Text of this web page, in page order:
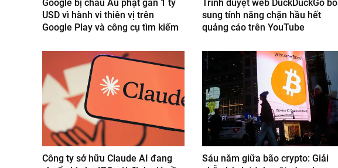
Google bị châu Âu phạt gần 1 tỷ
USD vì hành vi thiên vị trên
Google Play và công cụ tìm kiếm
Trình duyệt web DuckDuckGo bổ
sung tính năng chặn hầu hết
quảng cáo trên YouTube
Công ty sở hữu Claude AI đang
Sáu năm giữa bão crypto: Giải